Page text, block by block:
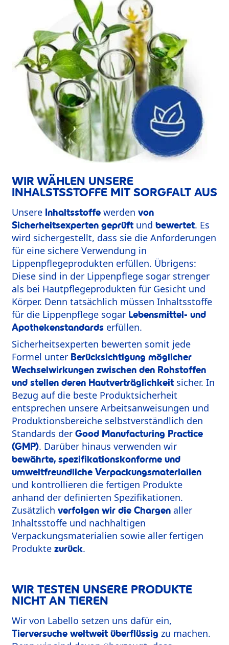
WIR WÄHLEN UNSERE
INHALSTSSTOFFE MIT SORGFALT AUS
Unsere Inhaltsstoffe werden von
Sicherheitsexperten geprüft und bewertet. Es
wird sichergestellt, dass sie die Anforderungen
für eine sichere Verwendung in
Lippenpflegeprodukten erfüllen. Übrigens:
Diese sind in der Lippenpflege sogar strenger
als bei Hautpflegeprodukten für Gesicht und
Körper. Denn tatsächlich müssen Inhaltsstoffe
für die Lippenpflege sogar Lebensmittel- und
Apothekenstandards erfüllen.
Sicherheitsexperten bewerten somit jede
Formel unter Berücksichtigung möglicher
Wechselwirkungen zwischen den Rohstoffen
und stellen deren Hautverträglichkeit sicher. In
Bezug auf die beste Produktsicherheit
entsprechen unsere Arbeitsanweisungen und
Produktionsbereiche selbstverständlich den
Standards der Good Manufacturing Practice
(GMP). Darüber hinaus verwenden wir
bewährte, spezifikationskonforme und
umweltfreundliche Verpackungsmaterialien
und kontrollieren die fertigen Produkte
anhand der definierten Spezifikationen.
Zusätzlich verfolgen wir die Chargen aller
Inhaltsstoffe und nachhaltigen
Verpackungsmaterialien sowie aller fertigen
Produkte zurück.
WIR TESTEN UNSERE PRODUKTE
NICHT AN TIEREN
Wir von Labello setzen uns dafür ein,
Tierversuche weltweit überflüssig zu machen.